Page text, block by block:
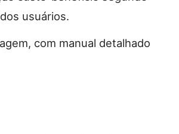
usuários.
com manual detalhado